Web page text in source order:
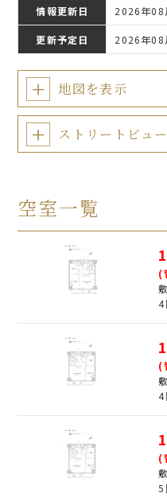
情報更新日 2026年08
更新予定日 2026年08
地図を表示
ストリートビュ
空室一覧
(
4
(
4
(
5